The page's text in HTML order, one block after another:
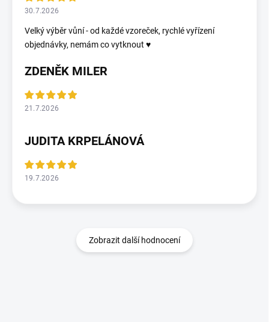
30.7.2026
Velký výběr vůní - od každé vzoreček, rychlé vyřízení
objednávky, nemám co vytknout ♥️
ZDENĚK MILER
21.7.2026
JUDITA KRPELÁNOVÁ
19.7.2026
Zobrazit další hodnocení